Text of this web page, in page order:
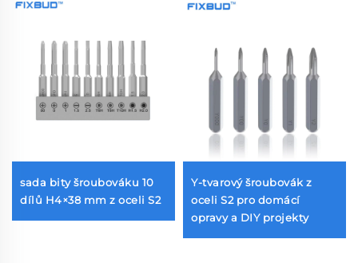
sada bity šroubováku 10
dílů H4×38 mm z oceli S2
Y-tvarový šroubovák z
oceli S2 pro domácí
opravy a DIY projekty